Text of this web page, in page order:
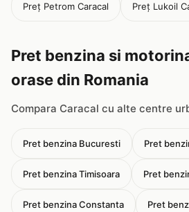
Preț Petrom Caracal Preț Lukoil
Pret benzina si
orase din Romania
Compara Caracal cu alte centre
Pret benzina Bucuresti Pret
Pret benzina Timisoara Pret
Pret benzina Constanta Pret